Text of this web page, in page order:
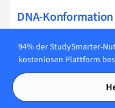
DNA-Konformation
Antigen-
Epistasie
Zellpolarität
94% der StudySmarter-
kostenlosen Plattform